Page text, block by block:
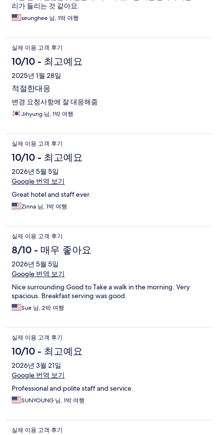
리가 들리는 것 같아요.
seunghee 님, 1박 여행
실제 이용 고객 후기
10/10 - 최고예요
2025년 1월 28일
적절한대응
변경 요청사항에 잘 대응해줌
Jihyung 님, 1박 여행
실제 이용 고객 후기
10/10 - 최고예요
2026년 5월 5일
Google 번역 보기
Great hotel and staff ever.
Zinna 님, 1박 여행
실제 이용 고객 후기
8/10 - 매우 좋아요
2026년 5월 5일
Google 번역 보기
Nice surrounding Good to Take a walk in the morning. Very
spacious. Breakfast serving was good.
Sue 님, 2박 여행
실제 이용 고객 후기
10/10 - 최고예요
2026년 3월 21일
Google 번역 보기
Professional and polite staff and service.
SUNYOUNG 님, 1박 여행
실제 이용 고객 후기